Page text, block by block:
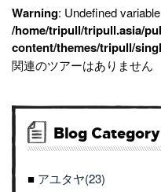
Warning: Undefined
/home/tripull/tripull.asia/
content/themes/tripull/
関連のツアーはありません
Blog Category
アユタヤ(23)